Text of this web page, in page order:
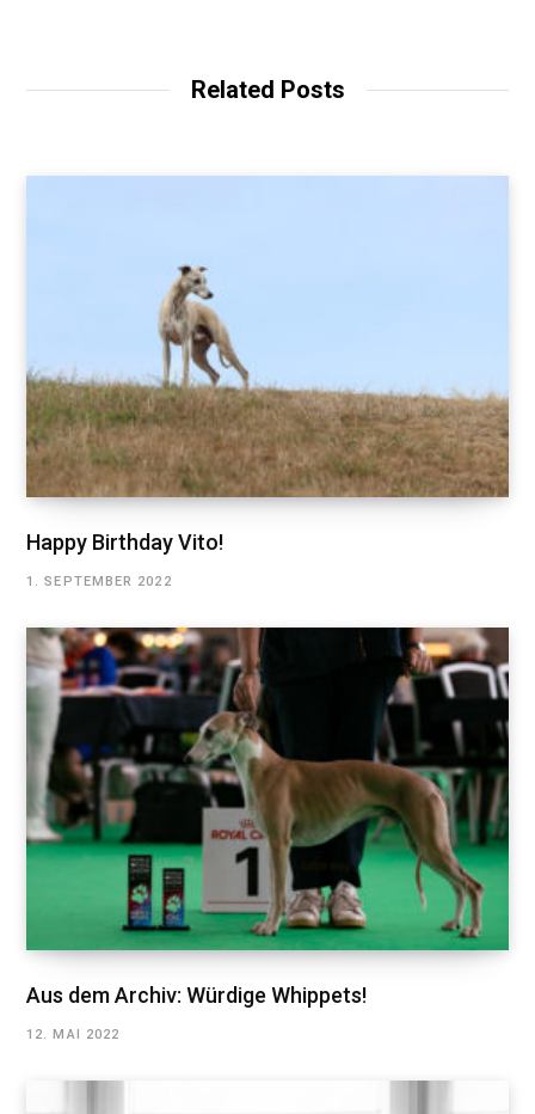
Related Posts
Happy Birthday Vito!
1. SEPTEMBER 2022
Aus dem Archiv: Würdige Whippets!
12. MAI 2022